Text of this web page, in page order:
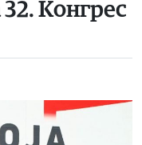
Конгрес